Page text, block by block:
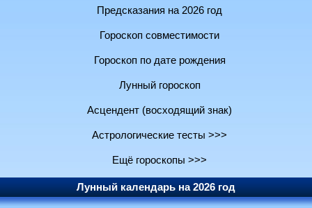
Предсказания на 2026 год
Гороскоп совместимости
Гороскоп по дате рождения
Лунный гороскоп
Асцендент (восходящий знак)
Астрологические тесты >>>
Ещё гороскопы >>>
Лунный календарь на 2026 год